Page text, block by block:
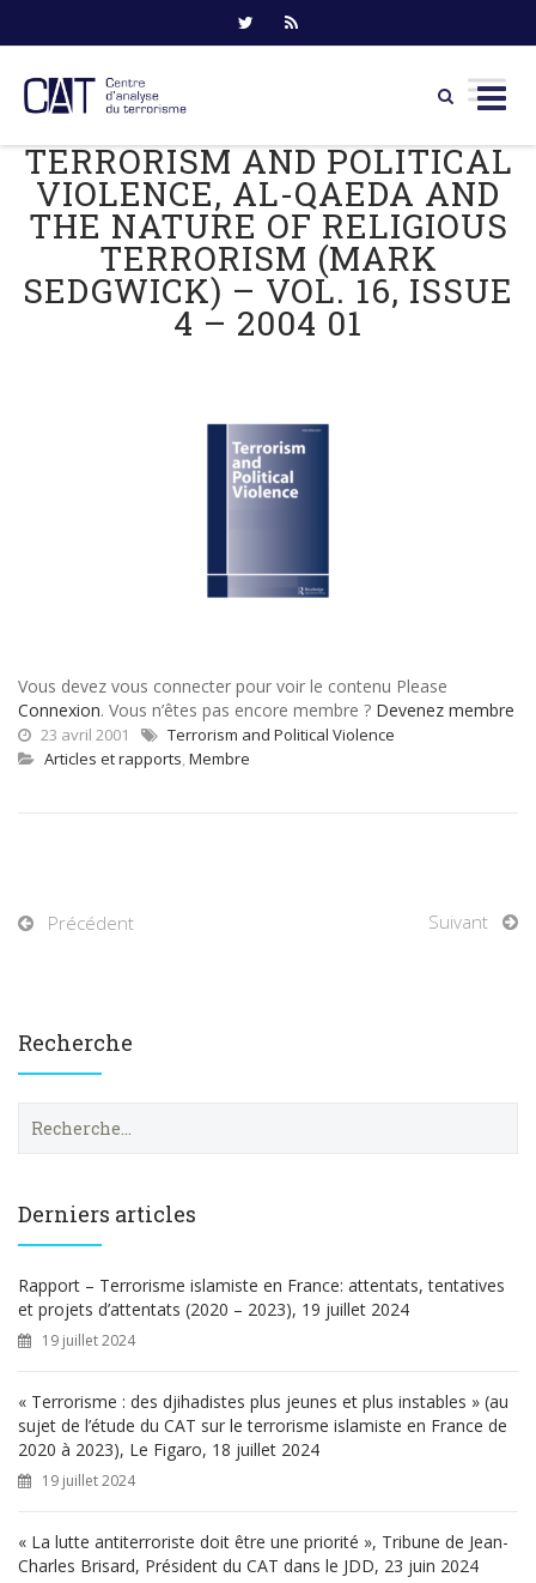
Skip
to
content
TERRORISM AND POLITICAL
VIOLENCE, AL-QAEDA AND
THE NATURE OF RELIGIOUS
TERRORISM (MARK
SEDGWICK) – VOL. 16, ISSUE
4 – 2004 01
Vous devez vous connecter pour voir le contenu Please
Connexion. Vous n’êtes pas encore membre ? Devenez membre
23 avril 2001
Terrorism and Political Violence
Articles et rapports, Membre
Précédent Suivant
Recherche
e
h
e
r
Derniers articles
Rapport – Terrorisme islamiste en France: attentats, tentatives
et projets d’attentats (2020 – 2023), 19 juillet 2024
19 juillet 2024
« Terrorisme : des djihadistes plus jeunes et plus instables » (au
sujet de l’étude du CAT sur le terrorisme islamiste en France de
2020 à 2023), Le Figaro, 18 juillet 2024
19 juillet 2024
« La lutte antiterroriste doit être une priorité », Tribune de Jean-
Charles Brisard, Président du CAT dans le JDD, 23 juin 2024